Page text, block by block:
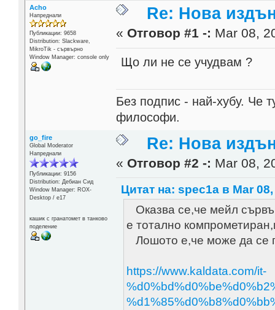
Acho
Напреднали
Публикации: 9658
Distribution: Slackware,
MikroTik - сървърно
Window Manager: console only
Re: Нова
« Отговор #1 -: Mar 08,
Що ли не се учудвам ?
Без подпис - най-хубу. Че
философи.
go_fire
Global Moderator
Напреднали
Публикации: 9156
Distribution: Дебиан Сид
Window Manager: ROX-
Desktop / е17
кашик с гранатомет в танково
поделение
Re: Нова
« Отговор #2 -: Mar 08,
Цитат на: spec1a в Mar
Оказва се,че мейл
е тотално
Лошото е,че може да се
https://www.kaldata.com/it-